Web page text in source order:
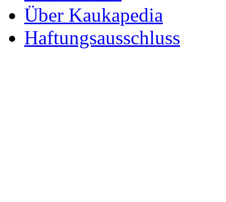
Über Kaukapedia
Haftungsausschluss